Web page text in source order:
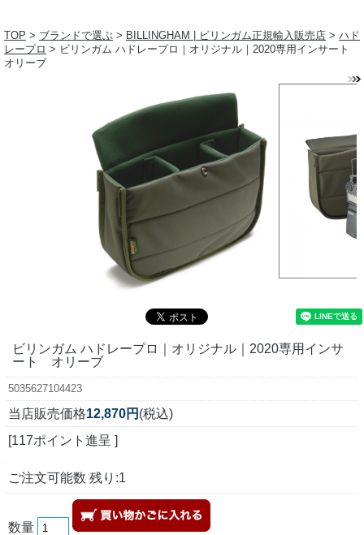
TOP > ブランドで選ぶ > BILLINGHAM | ビリンガム正規輸入販売店 > ハド
レープロ > ビリンガム ハドレープロ｜オリジナル｜2020専用インサート
オリーブ
ビリンガム ハドレープロ｜オリジナル｜2020専用インサ
ート オリーブ
5035627104423
当店販売価格12,870円 (税込)
[117ポイント進呈 ]
ご注文可能数 残り:1
数量